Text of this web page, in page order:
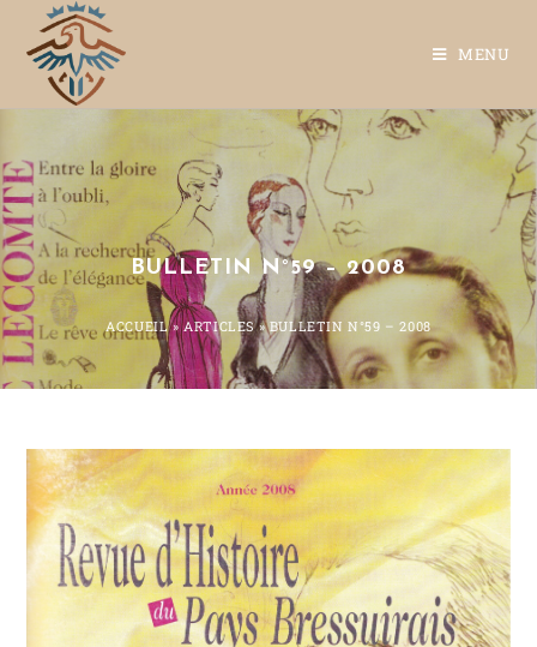
MENU
BULLETIN N°59 – 2008
ACCUEIL»ARTICLES»BULLETIN N°59 – 2008